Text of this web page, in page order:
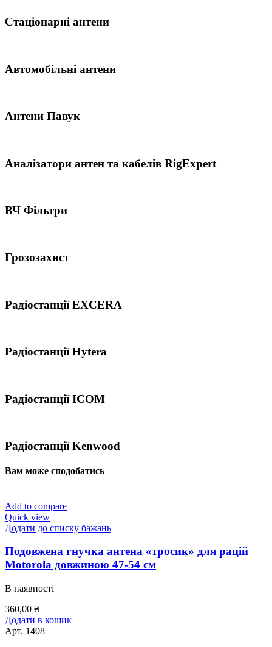
Стаціонарні антени
Автомобільні антени
Антени Павук
Аналізатори антен та кабелів RigExpert
ВЧ Фільтри
Грозозахист
Радіостанції EXCERA
Радіостанції Hytera
Радіостанції ICOM
Радіостанції Kenwood
Вам може сподобатись
Add to compare
Quick view
Додати до списку бажань
Подовжена гнучка антена «тросик» для рацій
Motorola довжиною 47-54 см
В наявності
360,00 ₴
Додати в кошик
Арт. 1408